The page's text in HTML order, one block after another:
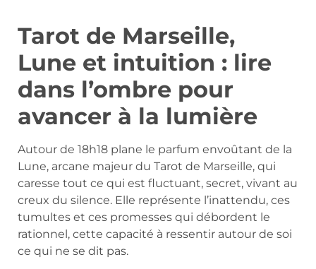
Tarot de Marseille,
Lune et intuition : lire
dans l’ombre pour
avancer à la lumière
Autour de 18h18 plane le parfum envoûtant de la
Lune, arcane majeur du Tarot de Marseille, qui
caresse tout ce qui est fluctuant, secret, vivant au
creux du silence. Elle représente l’inattendu, ces
tumultes et ces promesses qui débordent le
rationnel, cette capacité à ressentir autour de soi
ce qui ne se dit pas.